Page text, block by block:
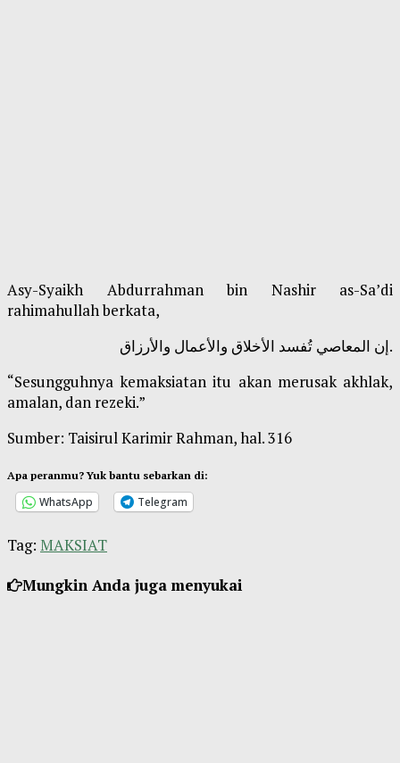
Asy-Syaikh Abdurrahman bin Nashir as-Sa’di
rahimahullah berkata,
إن المعاصي تُفسد الأخلاق والأعمال والأرزاق.
“Sesungguhnya kemaksiatan itu akan merusak akhlak,
amalan, dan rezeki.”
Sumber: Taisirul Karimir Rahman, hal. 316
Apa peranmu? Yuk bantu sebarkan di:
WhatsApp Telegram
Tag: MAKSIAT
Mungkin Anda juga menyukai